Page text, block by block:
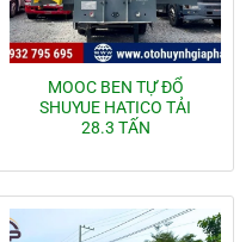
MOOC BEN TỰ ĐỔ
SHUYUE HATICO TẢI
28.3 TẤN